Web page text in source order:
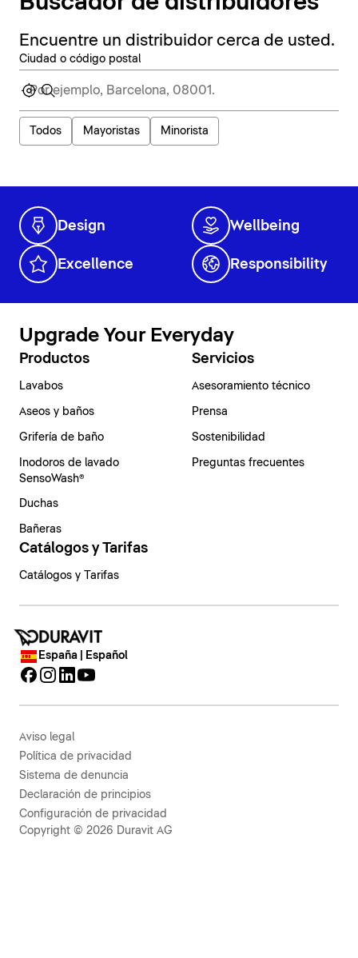
Encuentre un distribuidor cerca de usted.
Ciudad o código postal
Todos Mayoristas Minorista
Design Wellbeing
Excellence Responsibility
Upgrade Your Everyday
Productos
Lavabos
Aseos y baños
Grifería de baño
Inodoros de lavado
SensoWash®
Duchas
Bañeras
Servicios
Asesoramiento técnico
Prensa
Sostenibilidad
Preguntas frecuentes
Catálogos y Tarifas
Catálogos y Tarifas
España | Español
Aviso legal
Política de privacidad
Sistema de denuncia
Declaración de principios
Configuración de privacidad
Copyright © 2026 Duravit AG